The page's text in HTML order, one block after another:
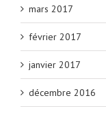
mars 2017
février 2017
janvier 2017
décembre 2016